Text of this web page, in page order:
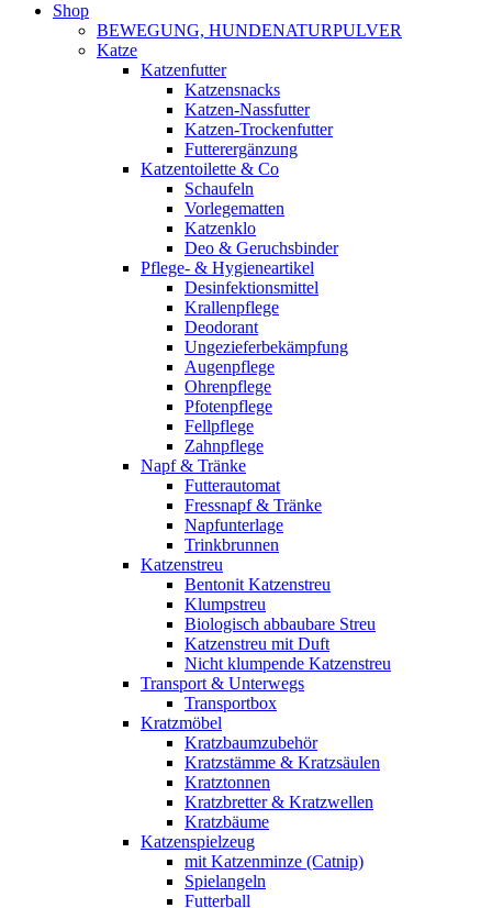
Shop
BEWEGUNG, HUNDENATURPULVER
Katze
Katzenfutter
Katzensnacks
Katzen-Nassfutter
Katzen-Trockenfutter
Futterergänzung
Katzentoilette & Co
Schaufeln
Vorlegematten
Katzenklo
Deo & Geruchsbinder
Pflege- & Hygieneartikel
Desinfektionsmittel
Krallenpflege
Deodorant
Ungezieferbekämpfung
Augenpflege
Ohrenpflege
Pfotenpflege
Fellpflege
Zahnpflege
Napf & Tränke
Futterautomat
Fressnapf & Tränke
Napfunterlage
Trinkbrunnen
Katzenstreu
Bentonit Katzenstreu
Klumpstreu
Biologisch abbaubare Streu
Katzenstreu mit Duft
Nicht klumpende Katzenstreu
Transport & Unterwegs
Transportbox
Kratzmöbel
Kratzbaumzubehör
Kratzstämme & Kratzsäulen
Kratztonnen
Kratzbretter & Kratzwellen
Kratzbäume
Katzenspielzeug
mit Katzenminze (Catnip)
Spielangeln
Futterball